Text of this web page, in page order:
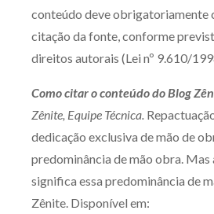
conteúdo deve obrigatoriamente
citação da fonte, conforme
direitos autorais (Lei nº 9.610/
Como citar o conteúdo do Blog
Zênite, Equipe Técnica.
dedicação exclusiva de mão de
predominância de mão obra. Mas
significa essa predominância de
Zênite. Disponível em: